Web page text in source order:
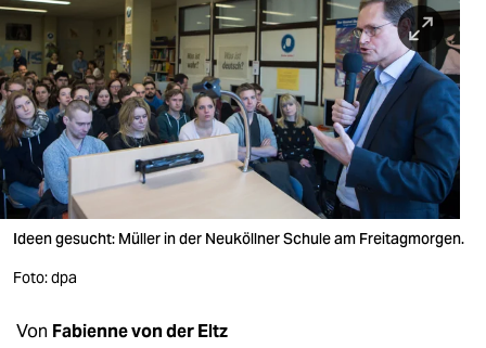
berlin
nord
wahrheit
verlag
verlag
Ideen gesucht: Müller in der Neuköllner Schule am Freitagmorgen.
Foto: dpa
Von Fabienne von der Eltz